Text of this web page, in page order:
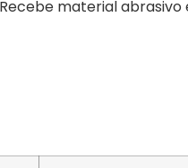
material